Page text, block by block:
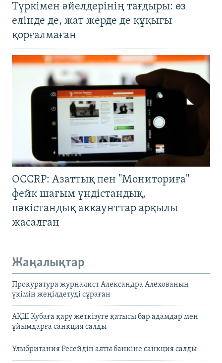
Түркімен әйелдерінің тағдыры: өз
елінде де, жат жерде де құқығы
қорғалмаған
OCCRP: Азаттық пен "Мониториға"
фейк шағым үндістандық,
пәкістандық аккаунттар арқылы
жасалған
Жаңалықтар
Прокуратура журналист Александра Алёхованың
үкімін жеңілдетуді сұраған
АҚШ Кубаға қару жеткізуге қатысы бар адамдар мен
ұйымдарға санкция салды
Ұлыбритания Ресейдің алты банкіне санкция салды